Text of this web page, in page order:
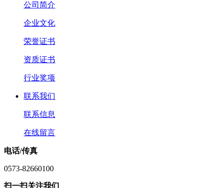
公司简介
企业文化
荣誉证书
资质证书
行业奖项
联系我们
联系信息
在线留言
电话/传真
0573-82660100
扫一扫关注我们